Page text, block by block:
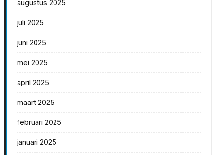
augustus 2025
juli 2025
juni 2025
mei 2025
april 2025
maart 2025
februari 2025
januari 2025